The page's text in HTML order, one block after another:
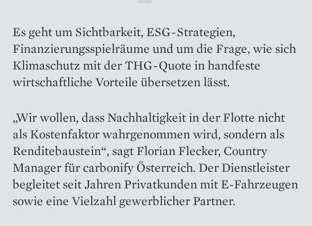
Es geht um Sichtbarkeit, ESG-Strategien,
Finanzierungsspielräume und um die Frage, wie sich
Klimaschutz mit der THG-Quote in handfeste
wirtschaftliche Vorteile übersetzen lässt.
„Wir wollen, dass Nachhaltigkeit in der Flotte nicht
als Kostenfaktor wahrgenommen wird, sondern als
Renditebaustein“, sagt Florian Flecker, Country
Manager für carbonify Österreich. Der Dienstleister
begleitet seit Jahren Privatkunden mit E-Fahrzeugen
sowie eine Vielzahl gewerblicher Partner.